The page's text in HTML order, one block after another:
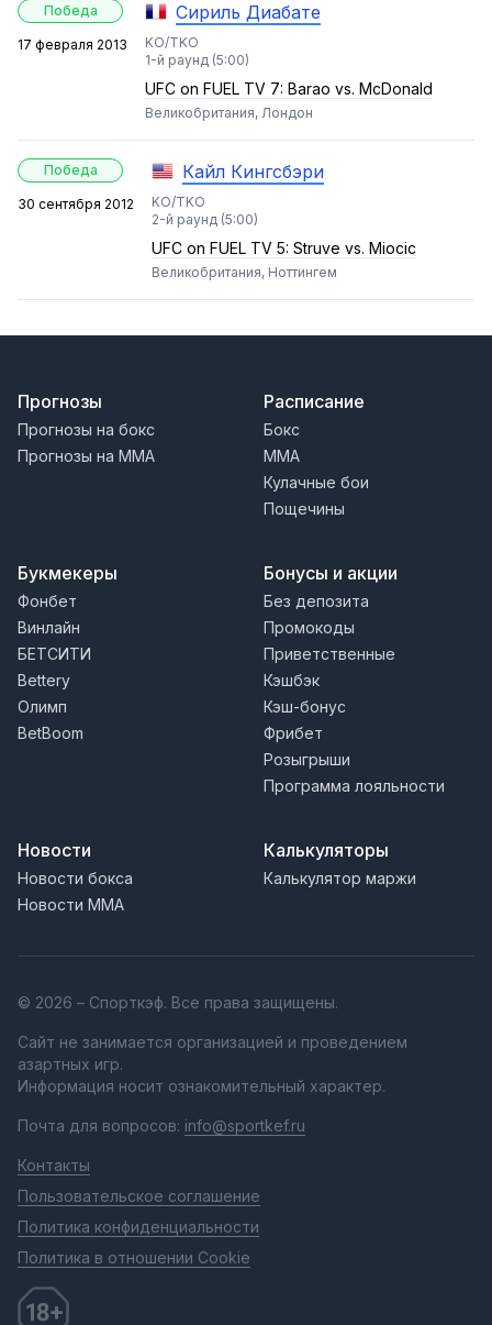
Победа
17 февраля 2013
Сириль Диабате
KO/TKO
1-й раунд (5:00)
UFC on FUEL TV 7: Barao vs. McDonald
Великобритания, Лондон
Победа
30 сентября 2012
Кайл Кингсбэри
KO/TKO
2-й раунд (5:00)
UFC on FUEL TV 5: Struve vs. Miocic
Великобритания, Ноттингем
Прогнозы
Прогнозы на бокс
Прогнозы на MMA
Расписание
Бокс
MMA
Кулачные бои
Пощечины
Букмекеры
Фонбет
Винлайн
БЕТСИТИ
Bettery
Олимп
BetBoom
Бонусы и акции
Без депозита
Промокоды
Приветственные
Кэшбэк
Кэш-бонус
Фрибет
Розыгрыши
Программа лояльности
Новости
Новости бокса
Новости MMA
Калькуляторы
Калькулятор маржи
© 2026 – Спорткэф. Все права защищены.
Сайт не занимается организацией и проведением
азартных игр.
Информация носит ознакомительный характер.
Почта для вопросов: info@sportkef.ru
Контакты
Пользовательское соглашение
Политика конфиденциальности
Политика в отношении Cookie